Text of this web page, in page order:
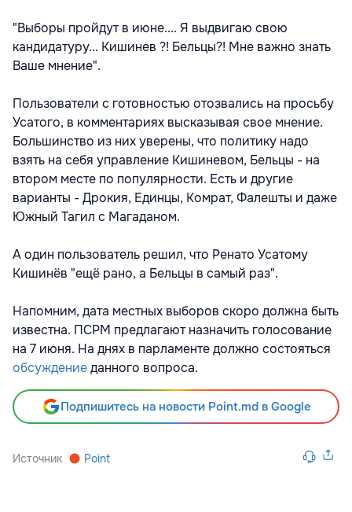
"Выборы пройдут в июне.... Я выдвигаю свою
кандидатуру... Кишинев ?! Бельцы?! Мне важно знать
Ваше мнение".
Пользователи с готовностью отозвались на просьбу
Усатого, в комментариях высказывая свое мнение.
Большинство из них уверены, что политику надо
взять на себя управление Кишиневом, Бельцы - на
втором месте по популярности. Есть и другие
варианты - Дрокия, Единцы, Комрат, Фалешты и даже
Южный Тагил с Магаданом.
А один пользователь решил, что Ренато Усатому
Кишинёв "ещё рано, а Бельцы в самый раз".
Напомним, дата местных выборов скоро должна быть
известна. ПСРМ предлагают назначить голосование
на 7 июня. На днях в парламенте должно состояться
обсуждениеданного вопроса.
Подпишитесь на новости Point.md в Google
Источник Point